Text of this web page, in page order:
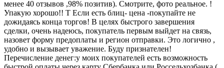
менее 40 отзывов ,98% позитив). Смотрите, фото реальное. !
Упакую хорошо!! Т Если есть блиц- цена -покупайте не
дожидаясь конца торгов! В целях быстрого завершения
сделки, очень надеюсь, покупатель первым выйдет на связь,
назовет форму предоплаты и регион отправки. Это логично ,
удобно и вызывает уважение. Буду признателен!
Перечисление денег:у моих покупателей есть возможность